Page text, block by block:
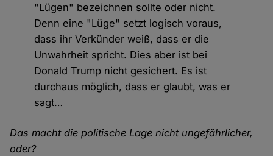
"Lügen" bezeichnen sollte oder nicht.
Denn eine "Lüge" setzt logisch voraus,
dass ihr Verkünder weiß, dass er die
Unwahrheit spricht. Dies aber ist bei
Donald Trump nicht gesichert. Es ist
durchaus möglich, dass er glaubt, was er
sagt…
Das macht die politische Lage nicht ungefährlicher,
oder?